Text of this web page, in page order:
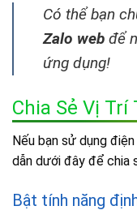
Có thể bạn
Zalo web để
ứng dụng!
Chia Sẻ Vị Trí
Nếu bạn sử dụng
dẫn dưới đây để chia
Bật tính năng